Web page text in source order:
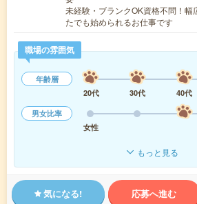
未経験・ブランクOK資格不問！幅
たでも始められるお仕事です
職場の雰囲気
年齢層
20代
30代 40代
男女比率
女性
もっと見る
気になる! 応募へ進む